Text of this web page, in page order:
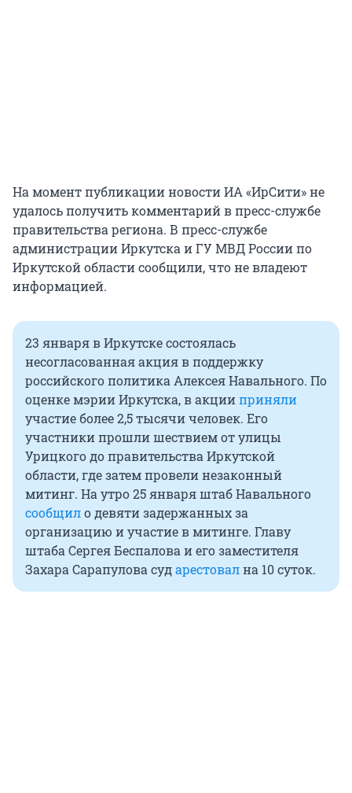
На момент публикации новости ИА «ИрСити» не
удалось получить комментарий в пресс-службе
правительства региона. В пресс-службе
администрации Иркутска и ГУ МВД России по
Иркутской области сообщили, что не владеют
информацией.
23 января в Иркутске состоялась
несогласованная акция в поддержку
российского политика Алексея Навального. По
оценке мэрии Иркутска, в акцииприняли
участие более 2,5 тысячи человек. Его
участники прошли шествием от улицы
Урицкого до правительства Иркутской
области, где затем провели незаконный
митинг. На утро 25 января штаб Навального
сообщило девяти задержанных за
организацию и участие в митинге. Главу
штаба Сергея Беспалова и его заместителя
Захара Сарапулова сударестовална 10 суток.